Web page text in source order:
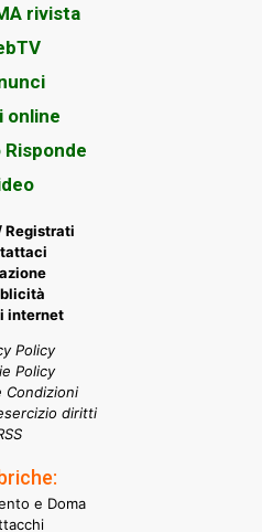
rivista
online
Registrati
internet
Policy
Policy
Condizioni
diritti
e Doma